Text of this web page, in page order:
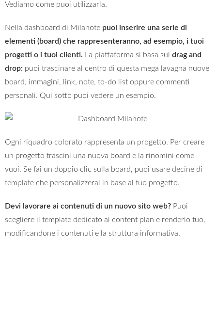
Vediamo come puoi utilizzarla.
Nella dashboard di Milanote puoi inserire una serie di
elementi (board) che rappresenteranno, ad esempio, i tuoi
progetti o i tuoi clienti. La piattaforma si basa sul drag and
drop: puoi trascinare al centro di questa mega lavagna nuove
board, immagini, link, note, to-do list oppure commenti
personali. Qui sotto puoi vedere un esempio.
Ogni riquadro colorato rappresenta un progetto. Per creare
un progetto trascini una nuova board e la rinomini come
vuoi. Se fai un doppio clic sulla board, puoi usare decine di
template che personalizzerai in base al tuo progetto.
Devi lavorare ai contenuti di un nuovo sito web? Puoi
scegliere il template dedicato al content plan e renderlo tuo,
modificandone i contenuti e la struttura informativa.